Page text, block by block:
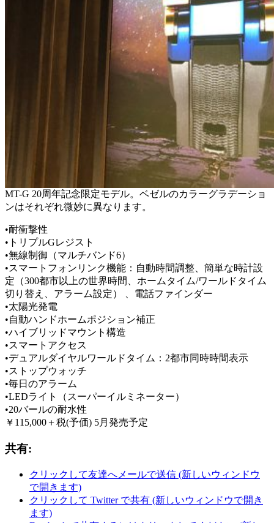
MT-G 20周年記念限定モデル。ベゼルのカラーグラデーショ
ンはそれぞれ微妙に異なります。
•耐衝撃性
•トリプルGレジスト
•無線制御（マルチバンド6）
•スマートフォンリンク機能：自動時間調整、簡単な時計設
定（300都市以上の世界時間、ホームタイム/ワールドタイム
切り替え、アラーム設定） 、電話ファインダー
•太陽光発電
•自動ハンドホームポジション補正
•ハイブリッドマウント構造
•スマートアクセス
•デュアルダイヤルワールドタイム：2都市同時時間表示
•ストップウォッチ
•毎日のアラーム
•LEDライト（スーパーイルミネーター）
•20バールの耐水性
￥115,000＋税(予価) 5月発売予定
共有:
クリックして友達へメールで送信 (新しいウィンドウ
で開きます)
クリックして Twitter で共有 (新しいウィンドウで開き
ます)